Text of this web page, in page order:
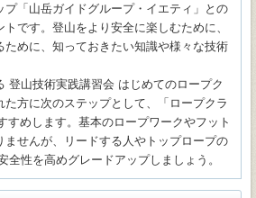
プ「山岳ガイドグループ・イエティ」との
です。登山をより安全に楽しむために、
ために、知っておきたい知識や様々な技術
登山技術実践講習会 はじめてのロープク
た方に次のステップとして、「ロープクラ
すめします。基本のロープワークやフット
ませんが、リードする人やトップロープの
全性を高めグレードアップしましょう。